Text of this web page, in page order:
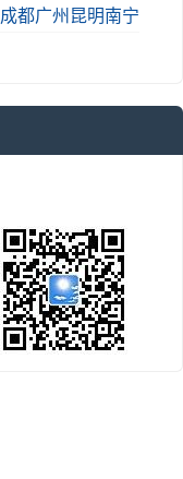
成都广州昆明南宁